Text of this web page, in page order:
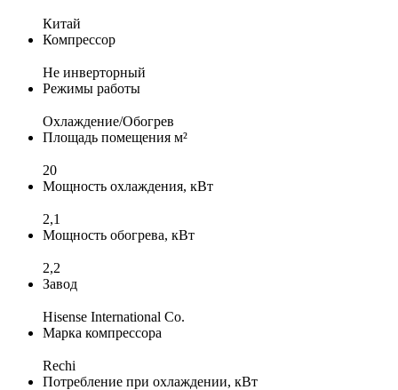
Китай
Компрессор
Не инверторный
Режимы работы
Охлаждение/Обогрев
Площадь помещения м²
20
Мощность охлаждения, кВт
2,1
Мощность обогрева, кВт
2,2
Завод
Hisense International Co.
Марка компрессора
Rechi
Потребление при охлаждении, кВт